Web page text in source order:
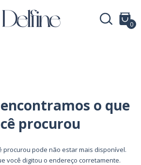
0
o que
procurou
procurou pode não estar mais disponível.
você digitou o endereço corretamente.